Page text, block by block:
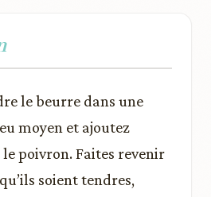
le beurre dans une
moyen et ajoutez
le poivron. Faites revenir
soient tendres,